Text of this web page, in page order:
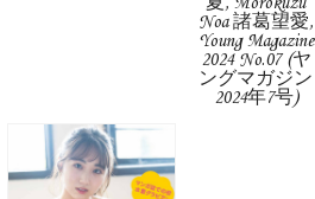
Noa 諸葛望愛,
Young Magazine
2024 No.07 (ヤ
ングマガジン
2024年7号)